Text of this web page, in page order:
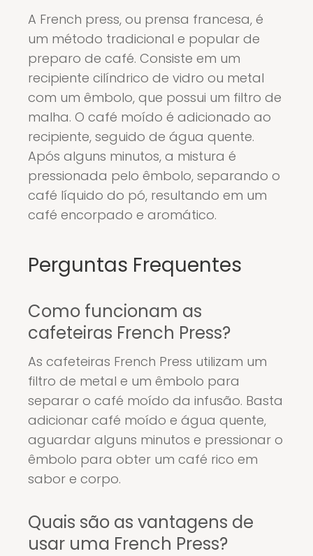
A French press, ou prensa francesa, é
um método tradicional e popular de
preparo de café. Consiste em um
recipiente cilíndrico de vidro ou metal
com um êmbolo, que possui um filtro de
malha. O café moído é adicionado ao
recipiente, seguido de água quente.
Após alguns minutos, a mistura é
pressionada pelo êmbolo, separando o
café líquido do pó, resultando em um
café encorpado e aromático.
Perguntas Frequentes
Como funcionam as
cafeteiras French Press?
As cafeteiras French Press utilizam um
filtro de metal e um êmbolo para
separar o café moído da infusão. Basta
adicionar café moído e água quente,
aguardar alguns minutos e pressionar o
êmbolo para obter um café rico em
sabor e corpo.
Quais são as vantagens de
usar uma French Press?